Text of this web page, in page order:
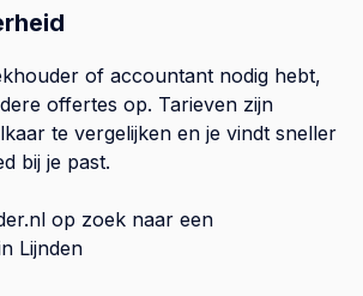
of accountant nodig hebt,
offertes op. Tarieven zijn
te vergelijken en je vindt sneller
bij je past.
op zoek naar een
Lijnden